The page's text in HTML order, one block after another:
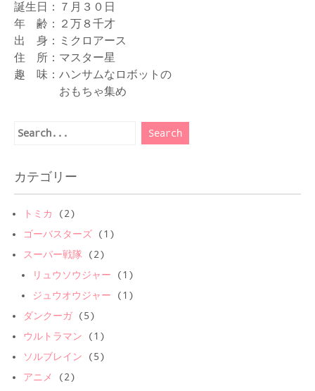
誕生日：７月３０日
年 齢：２万８千才
出 身：ミクロアース
住 所：マスター星
趣 味：ハンサムなロボットの
おもちゃ集め
カテゴリー
トミカ
(2)
ゴーバスターズ (1)
スーパー戦隊 (2)
リュウソウジャー (1)
ジュウオウジャー (1)
ダンクーガ (5)
ウルトラマン (1)
ソルブレイン (5)
アニメ
(2)